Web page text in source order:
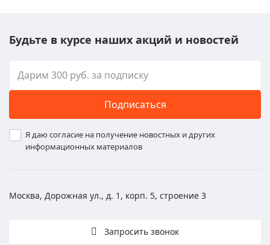
Будьте в курсе наших акций и новостей
Подписаться
Я даю согласие на получение новостных и других
информационных материалов
Москва, Дорожная ул., д. 1, корп. 5, строение 3
Запросить звонок